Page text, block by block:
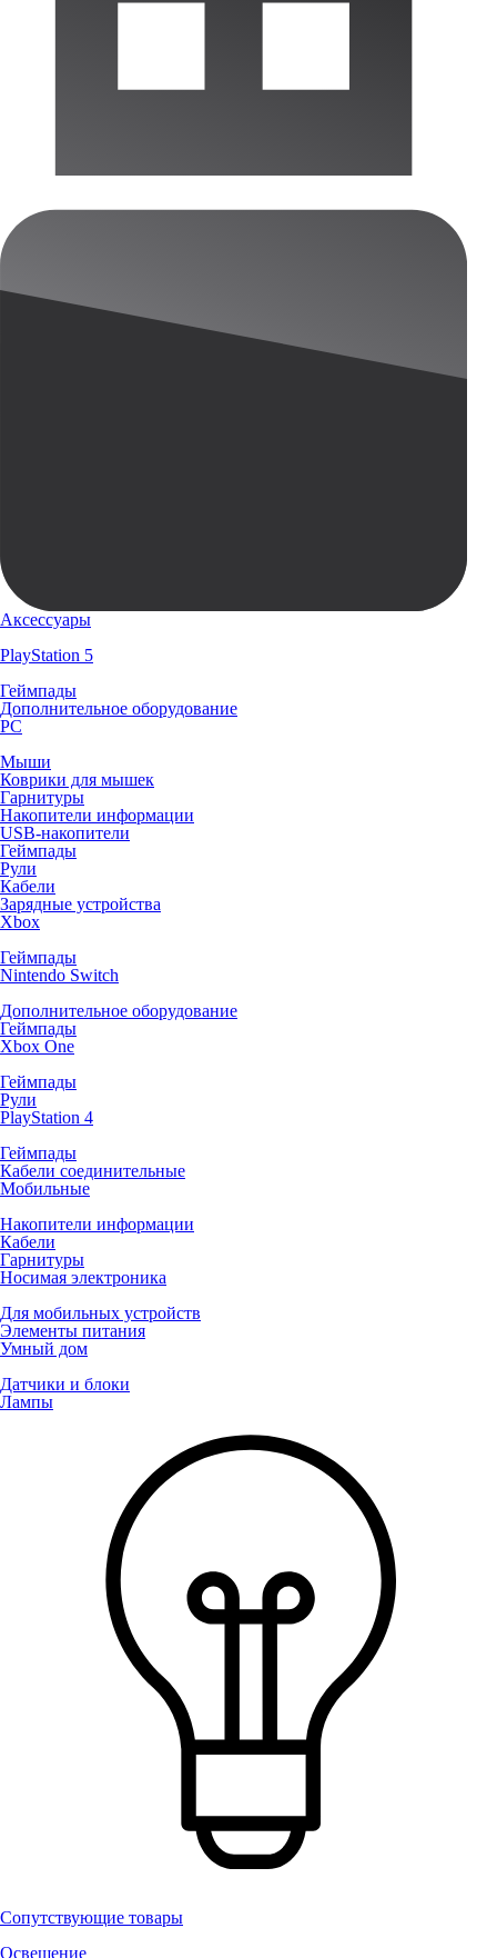
Аксессуары
PlayStation 5
Геймпады
Дополнительное оборудование
PC
Мыши
Коврики для мышек
Гарнитуры
Накопители информации
USB-накопители
Геймпады
Рули
Кабели
Зарядные устройства
Xbox
Геймпады
Nintendo Switch
Дополнительное оборудование
Геймпады
Xbox One
Геймпады
Рули
PlayStation 4
Геймпады
Кабели соединительные
Мобильные
Накопители информации
Кабели
Гарнитуры
Носимая электроника
Для мобильных устройств
Элементы питания
Умный дом
Датчики и блоки
Лампы
Сопутствующие товары
Освещение